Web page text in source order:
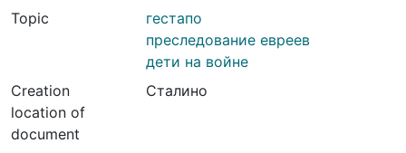
Topic
гестапо
преследование евреев
дети на войне
Creation
location of
document
Сталино